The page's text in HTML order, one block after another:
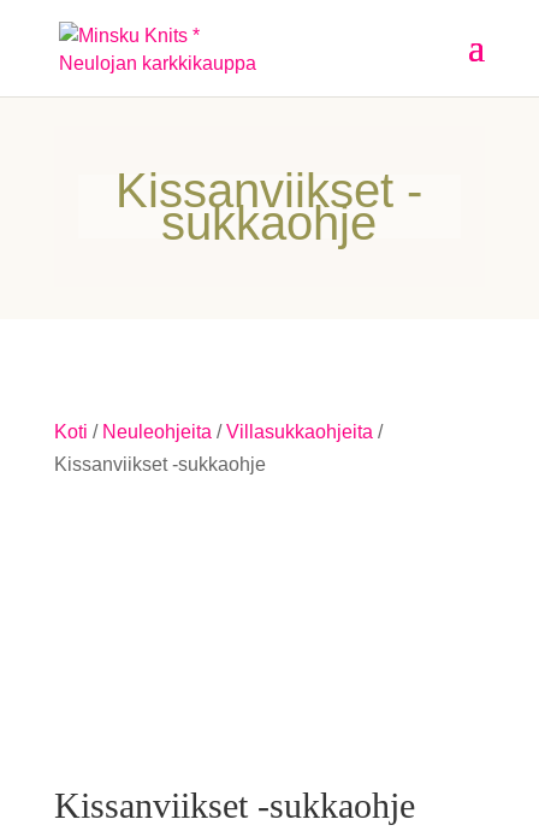
Kissanviikset -
sukkaohje
Koti / Neuleohjeita /Villasukkaohjeita /
Kissanviikset -sukkaohje
Kissanviikset -sukkaohje